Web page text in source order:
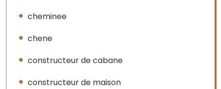
cheminee
chene
constructeur de cabane
constructeur de maison